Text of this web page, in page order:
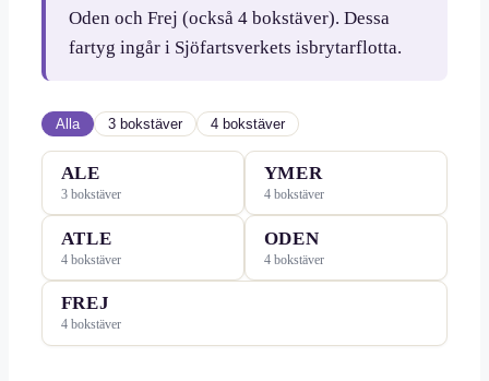
Oden och Frej (också 4 bokstäver). Dessa
fartyg ingår i Sjöfartsverkets isbrytarflotta.
Alla 3 bokstäver 4 bokstäver
ALE
3 bokstäver
YMER
4 bokstäver
ATLE
4 bokstäver
ODEN
4 bokstäver
FREJ
4 bokstäver